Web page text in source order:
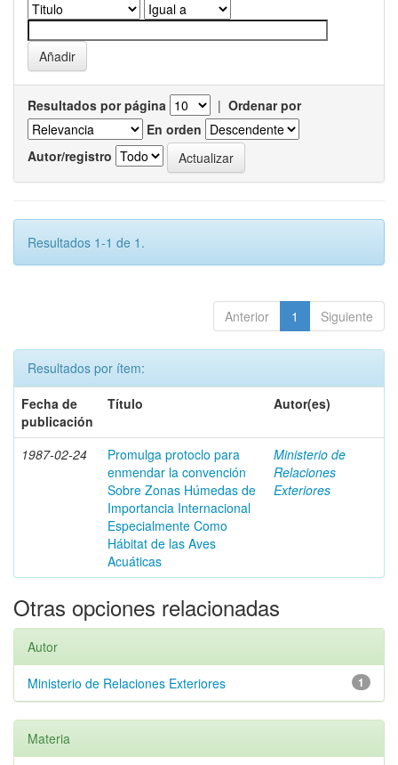
Resultados por página | Ordenar por
En orden
Autor/registro
Resultados 1-1 de 1.
Anterior 1 Siguiente
Resultados por ítem:
Fecha de
publicación
Título Autor(es)
1987-02-24
Promulga protoclo para
enmendar la convención
Sobre Zonas Húmedas de
Importancia Internacional
Especialmente Como
Hábitat de las Aves
Acuáticas
Ministerio de
Relaciones
Exteriores
Otras opciones relacionadas
Autor
1
Ministerio de Relaciones Exteriores
Materia